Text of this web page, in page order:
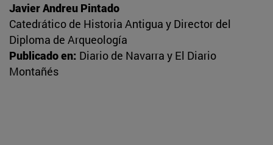
Javier Andreu Pintado
Catedrático de Historia Antigua y Director del
Diploma de Arqueología
Publicado en: Diario de Navarra y El Diario
Montañés